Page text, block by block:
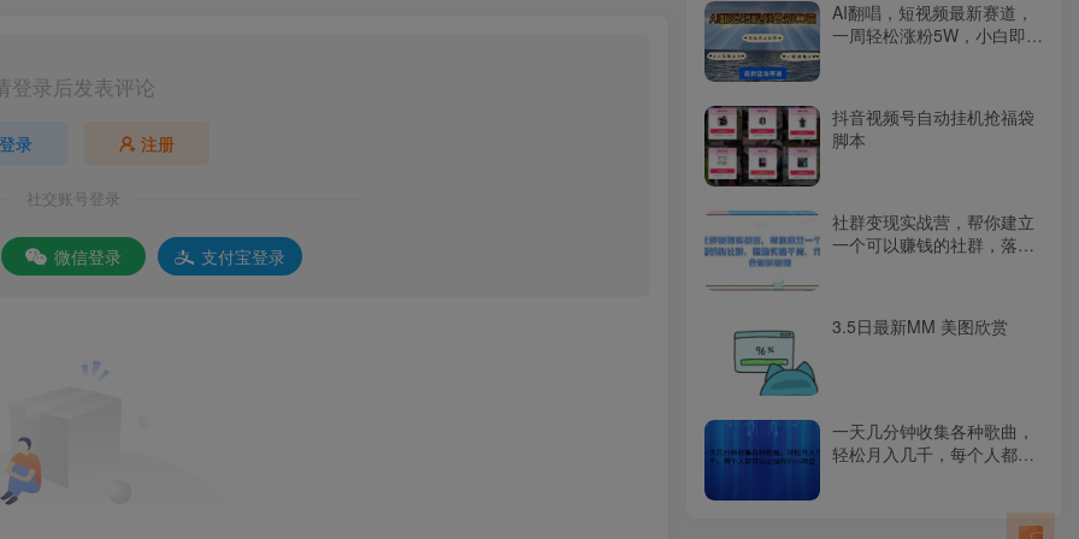
登录后发表评论
登录 注册
社交账号登录
微信登录 支付宝登录
AI翻唱，短视频最新赛道，
一周轻松涨粉5W，小白即可
抖音视频号自动挂机抢福袋
脚本
社群变现实战营，帮你建立
一个可以赚钱的社群，落地
3.5日最新MM 美图欣赏
一天几分钟收集各种歌曲，
轻松月入几千，每个人都可